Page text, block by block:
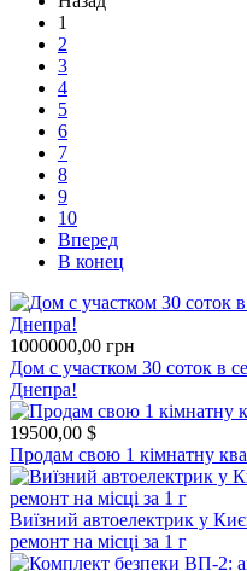
1
2
3
4
5
6
7
8
9
10
Вперед
В конец
1000000,00 грн
Дом с участком 30 соток в
Днепра!
19500,00 $
Продам свою 1 кімнатну
Виїзний автоелектрик у
ремонт на місці за 1 г